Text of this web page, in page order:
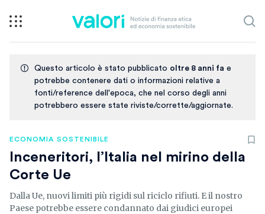
Questo articolo è stato pubblicato oltre 8 anni fa e
potrebbe contenere dati o informazioni relative a
fonti/reference dell'epoca, che nel corso degli anni
potrebbero essere state riviste/corrette/aggiornate.
ECONOMIA SOSTENIBILE
Inceneritori, l’Italia nel mirino della
Corte Ue
Dalla Ue, nuovi limiti più rigidi sul riciclo rifiuti. E il nostro
Paese potrebbe essere condannato dai giudici europei